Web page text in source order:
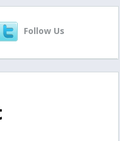
Follow Us